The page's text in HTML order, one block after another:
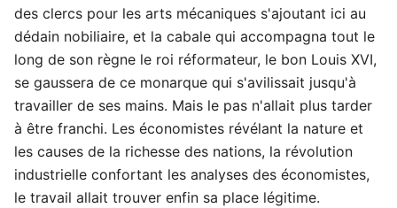
des clercs pour les arts mécaniques s'ajoutant ici au
dédain nobiliaire, et la cabale qui accompagna tout le
long de son règne le roi réformateur, le bon Louis XVI,
se gaussera de ce monarque qui s'avilissait jusqu'à
travailler de ses mains. Mais le pas n'allait plus tarder
à être franchi. Les économistes révélant la nature et
les causes de la richesse des nations, la révolution
industrielle confortant les analyses des économistes,
le travail allait trouver enfin sa place légitime.